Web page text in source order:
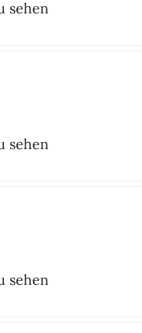
sehen
sehen
sehen